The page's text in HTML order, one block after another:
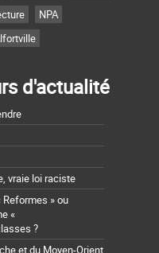
NPA
d'actualité
vraie loi raciste
Reformes » ou
«
?
et du Moyen-Orient